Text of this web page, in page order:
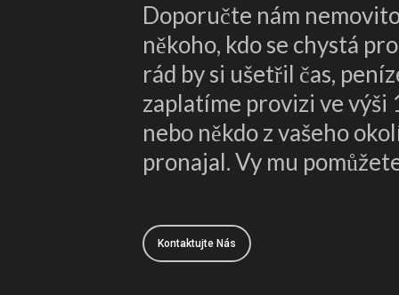
Doporučte nám
někoho, kdo se chystá
rád by si ušetřil čas,
zaplatíme provizi ve výši
nebo někdo z vašeho
pronajal. Vy mu
Kontaktujte Nás